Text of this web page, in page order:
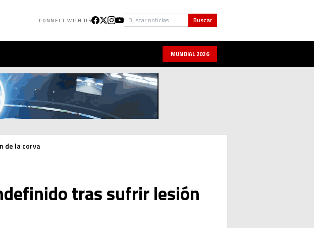
CONNECT WITH US Buscar Buscar
MUNDIAL 2026
de la corva
tras sufrir lesión